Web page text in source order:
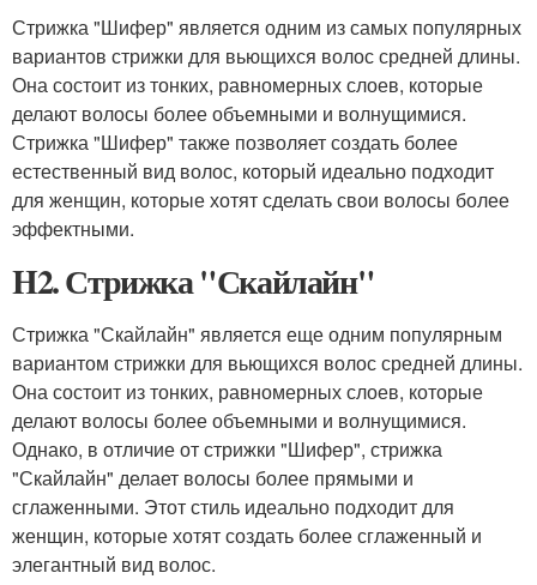
Стрижка "Шифер" является одним из самых популярных
вариантов стрижки для вьющихся волос средней длины.
Она состоит из тонких, равномерных слоев, которые
делают волосы более объемными и волнущимися.
Стрижка "Шифер" также позволяет создать более
естественный вид волос, который идеально подходит
для женщин, которые хотят сделать свои волосы более
эффектными.
H2. Стрижка "Скайлайн"
Стрижка "Скайлайн" является еще одним популярным
вариантом стрижки для вьющихся волос средней длины.
Она состоит из тонких, равномерных слоев, которые
делают волосы более объемными и волнущимися.
Однако, в отличие от стрижки "Шифер", стрижка
"Скайлайн" делает волосы более прямыми и
сглаженными. Этот стиль идеально подходит для
женщин, которые хотят создать более сглаженный и
элегантный вид волос.